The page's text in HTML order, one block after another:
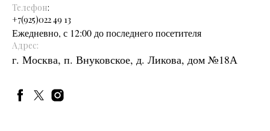
Телефон:
+7(925)022 49 13
Ежедневно, с 12:00 до последнего посетителя
Адрес:
г. Москва, п. Внуковское, д. Ликова, дом №18А